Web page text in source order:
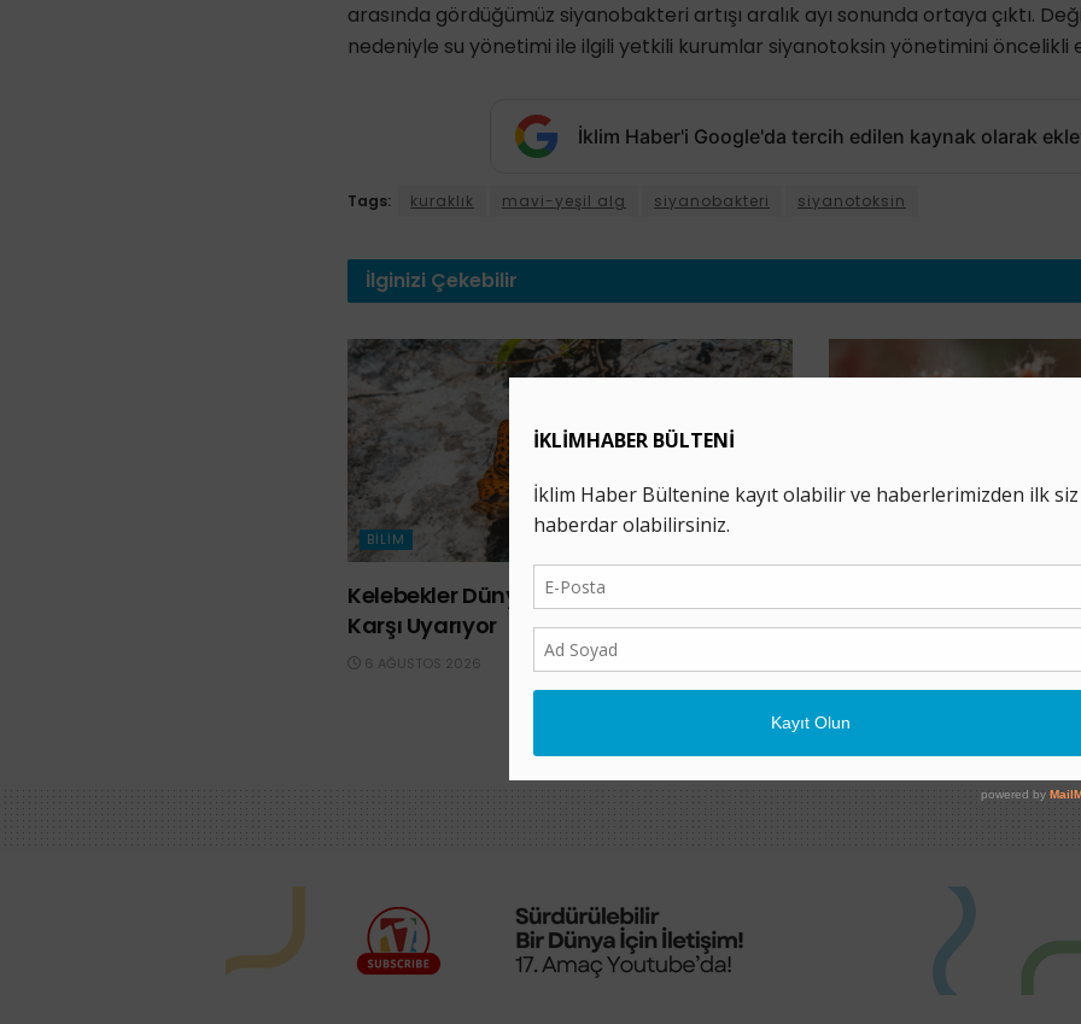
arasında gördüğümüz siyanobakteri artışı aralık ayı sonunda ortaya çıktı.
nedeniyle su yönetimi ile ilgili yetkili kurumlar siyanotoksin yönetimini öncelikli
İklim Haber'i Google'da tercih edilen kaynak olarak
Tags: kuraklık mavi-yeşil alg siyanobakteri siyanotoksin
İlginizi Çekebilir
BILIM
Kelebekler Dünya’yı İklim Değişikliğine
Karşı Uyarıyor
6 AĞUSTOS 2026
Keşfedildi